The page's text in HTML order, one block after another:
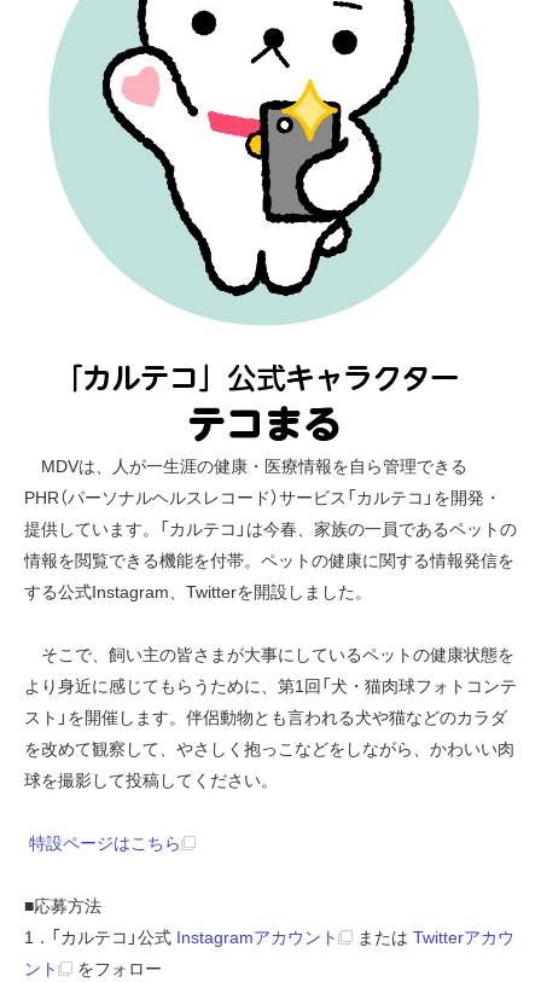
MDVは、人が一生涯の健康・医療情報を自ら管理できる
PHR（パーソナルヘルスレコード）サービス「カルテコ」を開発・
提供しています。「カルテコ」は今春、家族の一員であるペットの
情報を閲覧できる機能を付帯。ペットの健康に関する情報発信を
する公式Instagram、Twitterを開設しました。
そこで、飼い主の皆さまが大事にしているペットの健康状態を
より身近に感じてもらうために、第1回「犬・猫肉球フォトコンテ
スト」を開催します。伴侶動物とも言われる犬や猫などのカラダ
を改めて観察して、やさしく抱っこなどをしながら、かわいい肉
球を撮影して投稿してください。
特設ページはこちら
■応募方法
1．「カルテコ」公式 Instagramアカウント または Twitterアカウ
ント
をフォロー